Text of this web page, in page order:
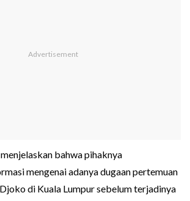
bahwa pihaknya
mengenai adanya dugaan pertemuan
di Kuala Lumpur sebelum terjadinya